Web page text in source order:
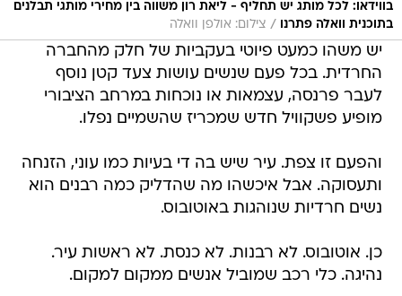
בווידאו: לכל מותג יש תחליף - ליאת רון משווה בין מחירי מותגי תבלנים
בתוכנית וואלה פתרנו
/ צילום: אולפן וואלה
יש משהו כמעט פיוטי בעקביות של חלק מהחברה
החרדית. בכל פעם שנשים עושות צעד קטן נוסף
לעבר פרנסה, עצמאות או נוכחות במרחב הציבורי
מופיע פשקוויל חדש שמכריז שהשמיים נפלו.
והפעם זו צפת. עיר שיש בה די בעיות כמו עוני, הזנחה
ותעסוקה. אבל איכשהו מה שהדליק כמה רבנים הוא
נשים חרדיות שנוהגות באוטובוס.
כן. אוטובוס. לא רבנות. לא כנסת. לא ראשות עיר.
נהיגה. כלי רכב שמוביל אנשים ממקום למקום.